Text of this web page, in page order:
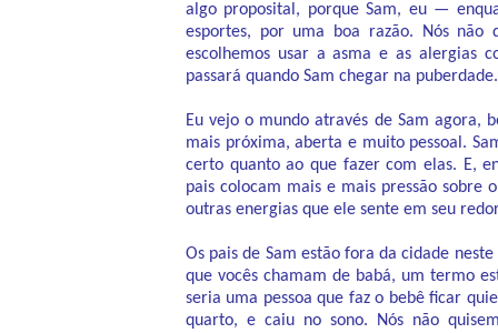
algo proposital, porque Sam, eu —
esportes, por uma boa razão. Nós não
escolhemos usar a asma e as alergias
passará quando Sam chegar na puberdade.
Eu vejo o mundo através de Sam agora,
mais próxima, aberta e muito pessoal.
certo quanto ao que fazer com elas. E,
pais colocam mais e mais pressão sobre
outras energias que ele sente em seu
Os pais de Sam estão fora da cidade
que vocês chamam de babá, um termo
seria uma pessoa que faz o bebê ficar
quarto, e caiu no sono. Nós não